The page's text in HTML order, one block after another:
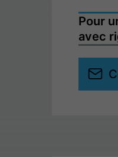
Pour
avec